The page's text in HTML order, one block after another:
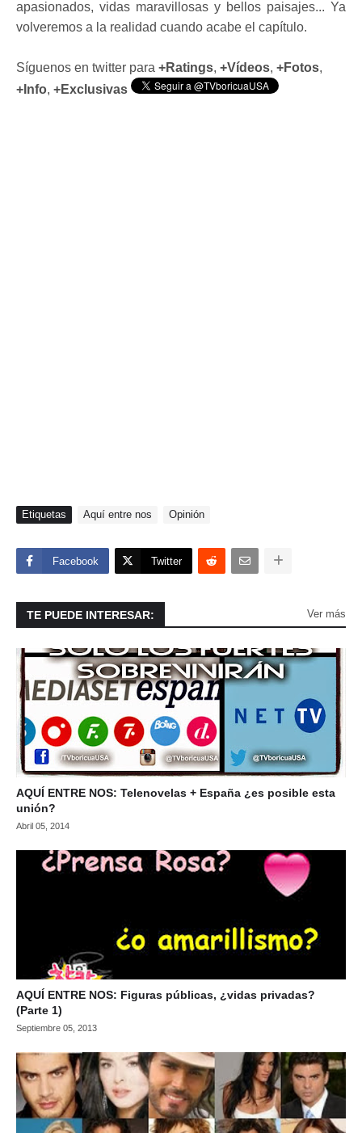
apasionados, vidas maravillosas y bellos paisajes... Ya
volveremos a la realidad cuando acabe el capítulo.
Síguenos en twitter para +Ratings, +Vídeos, +Fotos,
+Info, +Exclusivas
Etiquetas Aquí entre nos Opinión
Facebook Twitter
TE PUEDE INTERESAR: Ver más
AQUÍ ENTRE NOS: Telenovelas + España ¿es posible esta
unión?
Abril 05, 2014
AQUÍ ENTRE NOS: Figuras públicas, ¿vidas privadas?
(Parte 1)
Septiembre 05, 2013